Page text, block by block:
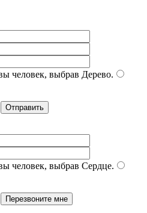
человек, выбрав Дерево.
человек, выбрав Сердце.